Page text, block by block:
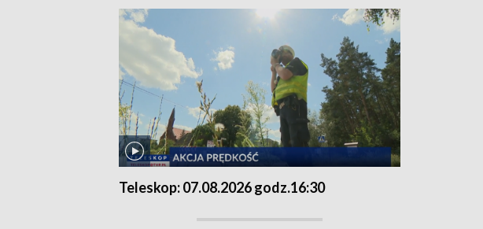
Teleskop: 07.08.2026 godz.16:30